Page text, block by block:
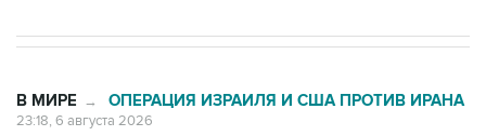
В МИРЕ → ОПЕРАЦИЯ ИЗРАИЛЯ И США ПРОТИВ ИРАНА
23:18, 6 августа 2026